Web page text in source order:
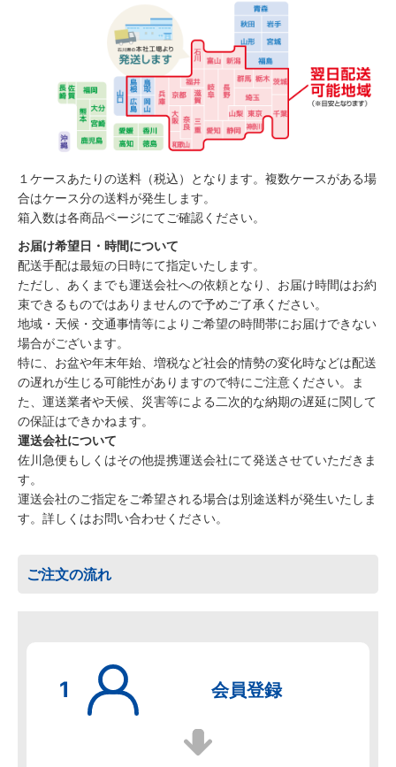
１ケースあたりの送料（税込）となります。複数ケースがある場
合はケース分の送料が発生します。
箱入数は各商品ページにてご確認ください。
お届け希望日・時間について
配送手配は最短の日時にて指定いたします。
ただし、あくまでも運送会社への依頼となり、お届け時間はお約
束できるものではありませんので予めご了承ください。
地域・天候・交通事情等によりご希望の時間帯にお届けできない
場合がございます。
特に、お盆や年末年始、増税など社会的情勢の変化時などは配送
の遅れが生じる可能性がありますので特にご注意ください。ま
た、運送業者や天候、災害等による二次的な納期の遅延に関して
の保証はできかねます。
運送会社について
佐川急便もしくはその他提携運送会社にて発送させていただきま
す。
運送会社のご指定をご希望される場合は別途送料が発生いたしま
す。詳しくはお問い合わせください。
ご注文の流れ
会員登録